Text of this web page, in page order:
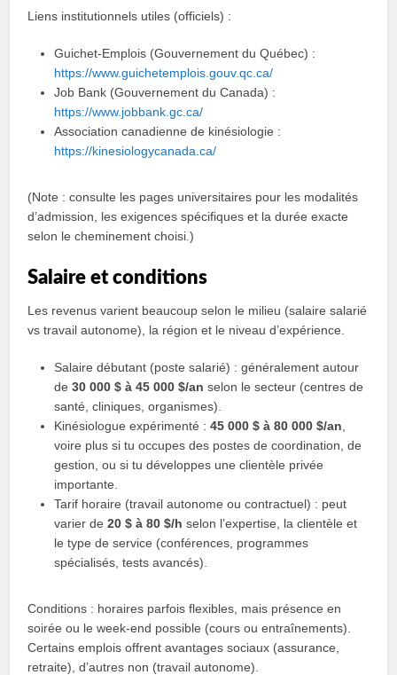
Liens institutionnels utiles (officiels) :
Guichet‑Emplois (Gouvernement du Québec) :
https://www.guichetemplois.gouv.qc.ca/
Job Bank (Gouvernement du Canada) :
https://www.jobbank.gc.ca/
Association canadienne de kinésiologie :
https://kinesiologycanada.ca/
(Note : consulte les pages universitaires pour les modalités
d’admission, les exigences spécifiques et la durée exacte
selon le cheminement choisi.)
Salaire et conditions
Les revenus varient beaucoup selon le milieu (salaire salarié
vs travail autonome), la région et le niveau d’expérience.
Salaire débutant (poste salarié) : généralement autour
de30 000 $ à 45 000 $/an selon le secteur (centres de
santé, cliniques, organismes).
Kinésiologue expérimenté :45 000 $ à 80 000 $/an
voire plus si tu occupes des postes de coordination, de
gestion, ou si tu développes une clientèle privée
importante.
Tarif horaire (travail autonome ou contractuel) : peut
varier de20 $ à 80 $/h selon l’expertise, la clientèle et
le type de service (conférences, programmes
spécialisés, tests avancés).
Conditions : horaires parfois flexibles, mais présence en
soirée ou le week‑end possible (cours ou entraînements).
Certains emplois offrent avantages sociaux (assurance,
retraite), d’autres non (travail autonome).